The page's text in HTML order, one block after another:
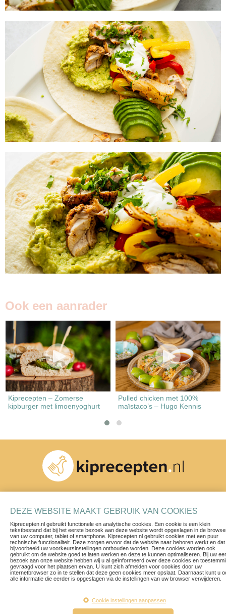
Ook een aanrader
Kiprecepten – Zomerse
kipburger met limoenyoghurt
Pulled chicken met 100%
maïstaco’s – Hugo Kennis
Recepten
Blogs & Vlogs
Contact
Privacy Policy
DEZE WEBSITE MAAKT GEBRUIK VAN COOKIES
Kiprecepten.nl gebruikt functionele en analytische cookies. Een cookie is een klein
tekstbestand dat bij het eerste bezoek aan deze website wordt opgeslagen in de
van uw computer, tablet of smartphone. Kiprecepten.nl gebruikt cookies met een puur
technische functionaliteit. Deze zorgen ervoor dat de website naar behoren werkt en dat
bijvoorbeeld uw voorkeursinstellingen onthouden worden. Deze cookies worden ook
gebruikt om de website goed te laten werken en deze te kunnen optimaliseren. Bij uw
bezoek aan onze website hebben wij u al geïnformeerd over deze cookies en
gevraagd voor het plaatsen ervan. U kunt zich afmelden voor cookies door uw
internetbrowser zo in te stellen dat deze geen cookies meer opslaat. Daarnaast kunt u
alle informatie die eerder is opgeslagen via de instellingen van uw browser verwijderen.
Cookie instellingen aanpassen